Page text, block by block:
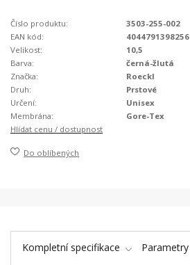
Číslo produktu:
3503-255-002
EAN kód:
4044791398256
Velikost:
10,5
Barva:
černá-žlutá
Značka:
Roeckl
Druh:
Prstové
Určení:
Unisex
Membrána:
Gore-Tex
Hlídat cenu / dostupnost
Do oblíbených
Kompletní specifikace
Parametry